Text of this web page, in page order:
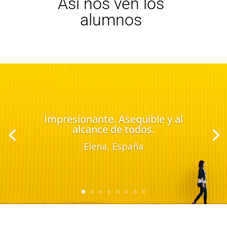
alumnos
Impresionante. Asequible y al
alcance de todos.
Elena, España